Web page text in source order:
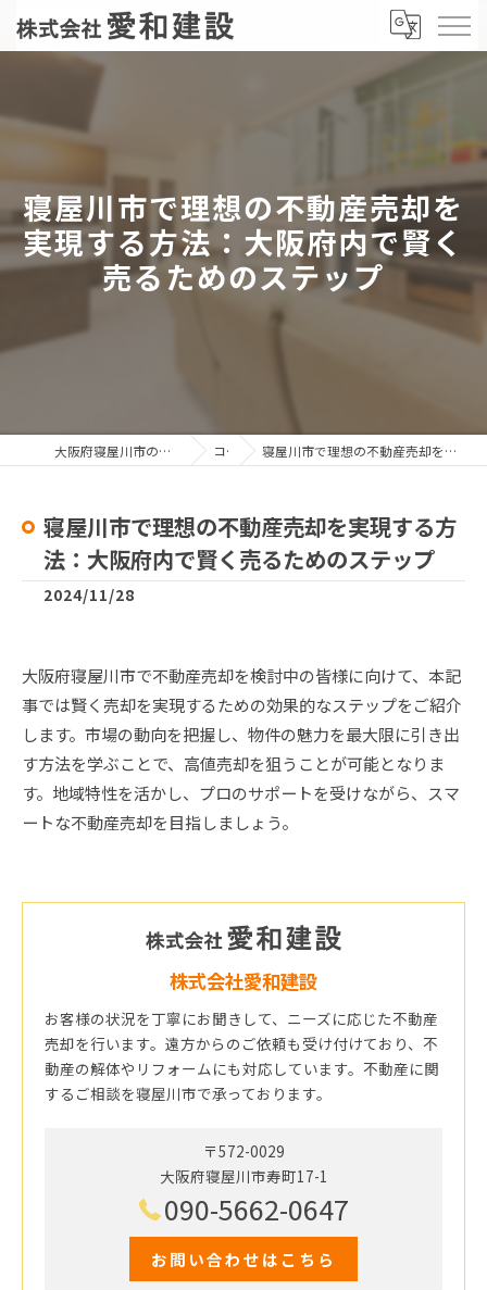
寝屋川市で理想の不動産売却を
実現する方法：大阪府内で賢く
売るためのステップ
大阪府寝屋川市の不動産売却なら株式会社愛和建設 コラム 寝屋川市で理想の不動産売却を実現する方法：大阪府内で賢く売るためのステップ
寝屋川市で理想の不動産売却を実現する方
法：大阪府内で賢く売るためのステップ
2024/11/28
大阪府寝屋川市で不動産売却を検討中の皆様に向けて、本記
事では賢く売却を実現するための効果的なステップをご紹介
します。市場の動向を把握し、物件の魅力を最大限に引き出
す方法を学ぶことで、高値売却を狙うことが可能となりま
す。地域特性を活かし、プロのサポートを受けながら、スマ
ートな不動産売却を目指しましょう。
株式会社愛和建設
お客様の状況を丁寧にお聞きして、ニーズに応じた不動産
売却を行います。遠方からのご依頼も受け付けており、不
動産の解体やリフォームにも対応しています。不動産に関
するご相談を寝屋川市で承っております。
〒572-0029
大阪府寝屋川市寿町17-1
090-5662-0647
お問い合わせはこちら